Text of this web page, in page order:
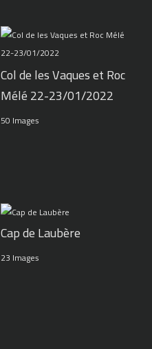
Col de les Vaques et Roc
Mélé 22-23/01/2022
50 Images
Cap de Laubère
23 Images